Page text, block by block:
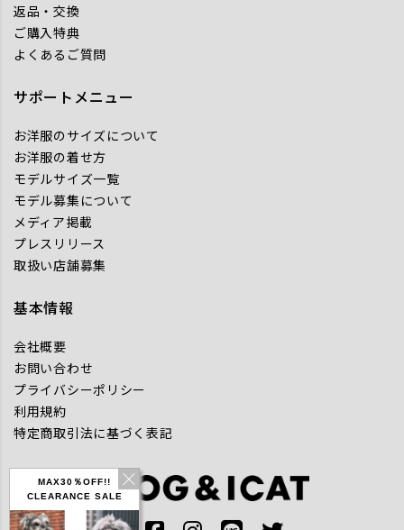
MAX30％OFF!!
CLEARANCE SALE
返品・交換
ご購入特典
よくあるご質問
サポートメニュー
お洋服のサイズについて
お洋服の着せ方
モデルサイズ一覧
モデル募集について
メディア掲載
プレスリリース
取扱い店舗募集
基本情報
会社概要
お問い合わせ
プライバシーポリシー
利用規約
特定商取引法に基づく表記